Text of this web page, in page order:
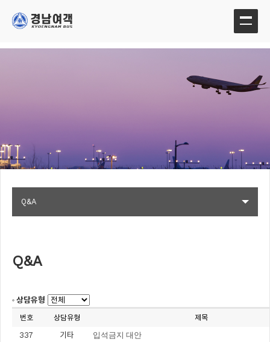
Q&A
Q&A
상담유형
번호 상담유형 제목
337 기타
입석금지 대안